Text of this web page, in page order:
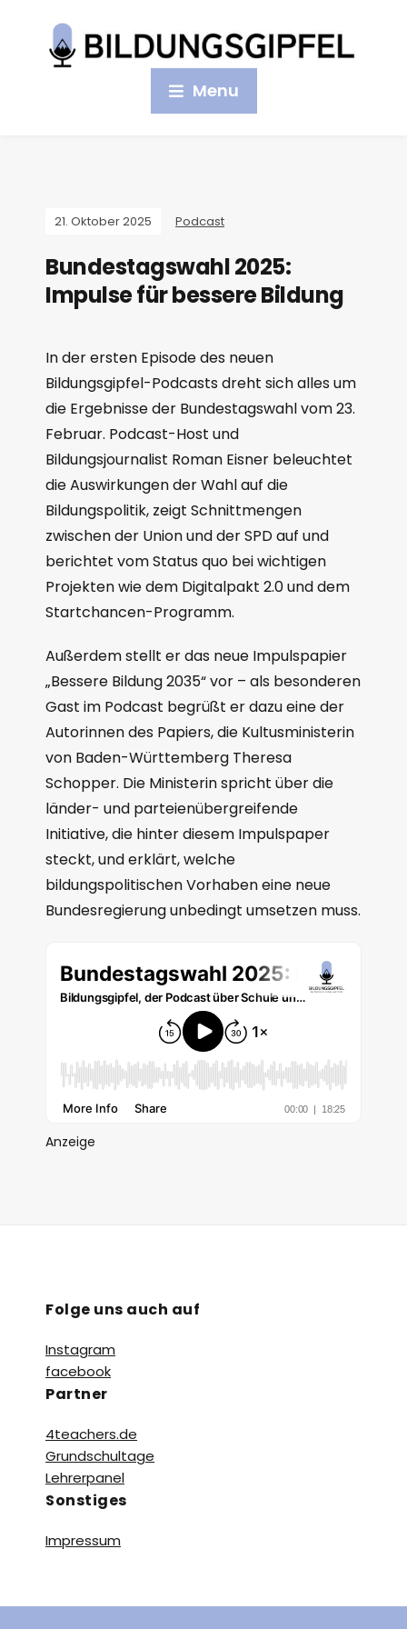
Menu
21. Oktober 2025 Podcast
Bundestagswahl 2025:
Impulse für bessere Bildung
In der ersten Episode des neuen
Bildungsgipfel-Podcasts dreht sich alles um
die Ergebnisse der Bundestagswahl vom 23.
Februar. Podcast-Host und
Bildungsjournalist Roman Eisner beleuchtet
die Auswirkungen der Wahl auf die
Bildungspolitik, zeigt Schnittmengen
zwischen der Union und der SPD auf und
berichtet vom Status quo bei wichtigen
Projekten wie dem Digitalpakt 2.0 und dem
Startchancen-Programm.
Außerdem stellt er das neue Impulspapier
„Bessere Bildung 2035“ vor – als besonderen
Gast im Podcast begrüßt er dazu eine der
Autorinnen des Papiers, die Kultusministerin
von Baden-Württemberg Theresa
Schopper. Die Ministerin spricht über die
länder- und parteienübergreifende
Initiative, die hinter diesem Impulspaper
steckt, und erklärt, welche
bildungspolitischen Vorhaben eine neue
Bundesregierung unbedingt umsetzen muss.
Anzeige
Folge uns auch auf
Instagram
facebook
Partner
4teachers.de
Grundschultage
Lehrerpanel
Sonstiges
Impressum